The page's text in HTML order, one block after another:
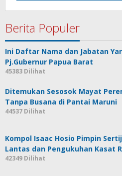
Berita Populer
Ini Daftar Nama dan Jabatan
Pj.Gubernur Papua Barat
45383 Dilihat
Ditemukan Sesosok Mayat
Tanpa Busana di Pantai Maruni
44537 Dilihat
Kompol Isaac Hosio Pimpin
Lantas dan Pengukuhan Kasat
42349 Dilihat